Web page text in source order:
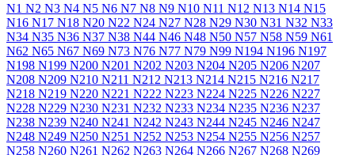
N1 N2 N3 N4 N5 N6 N7 N8 N9 N10 N11 N12 N13 N14 N15
N16 N17 N18 N20 N22 N24 N27 N28 N29 N30 N31 N32 N33
N34 N35 N36 N37 N38 N44 N46 N48 N50 N57 N58 N59 N61
N62 N65 N67 N69 N73 N76 N77 N79 N99 N194 N196 N197
N198 N199 N200 N201 N202 N203 N204 N205 N206 N207
N208 N209 N210 N211 N212 N213 N214 N215 N216 N217
N218 N219 N220 N221 N222 N223 N224 N225 N226 N227
N228 N229 N230 N231 N232 N233 N234 N235 N236 N237
N238 N239 N240 N241 N242 N243 N244 N245 N246 N247
N248 N249 N250 N251 N252 N253 N254 N255 N256 N257
N258 N260 N261 N262 N263 N264 N266 N267 N268 N269